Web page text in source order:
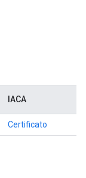
IACA
Certificato